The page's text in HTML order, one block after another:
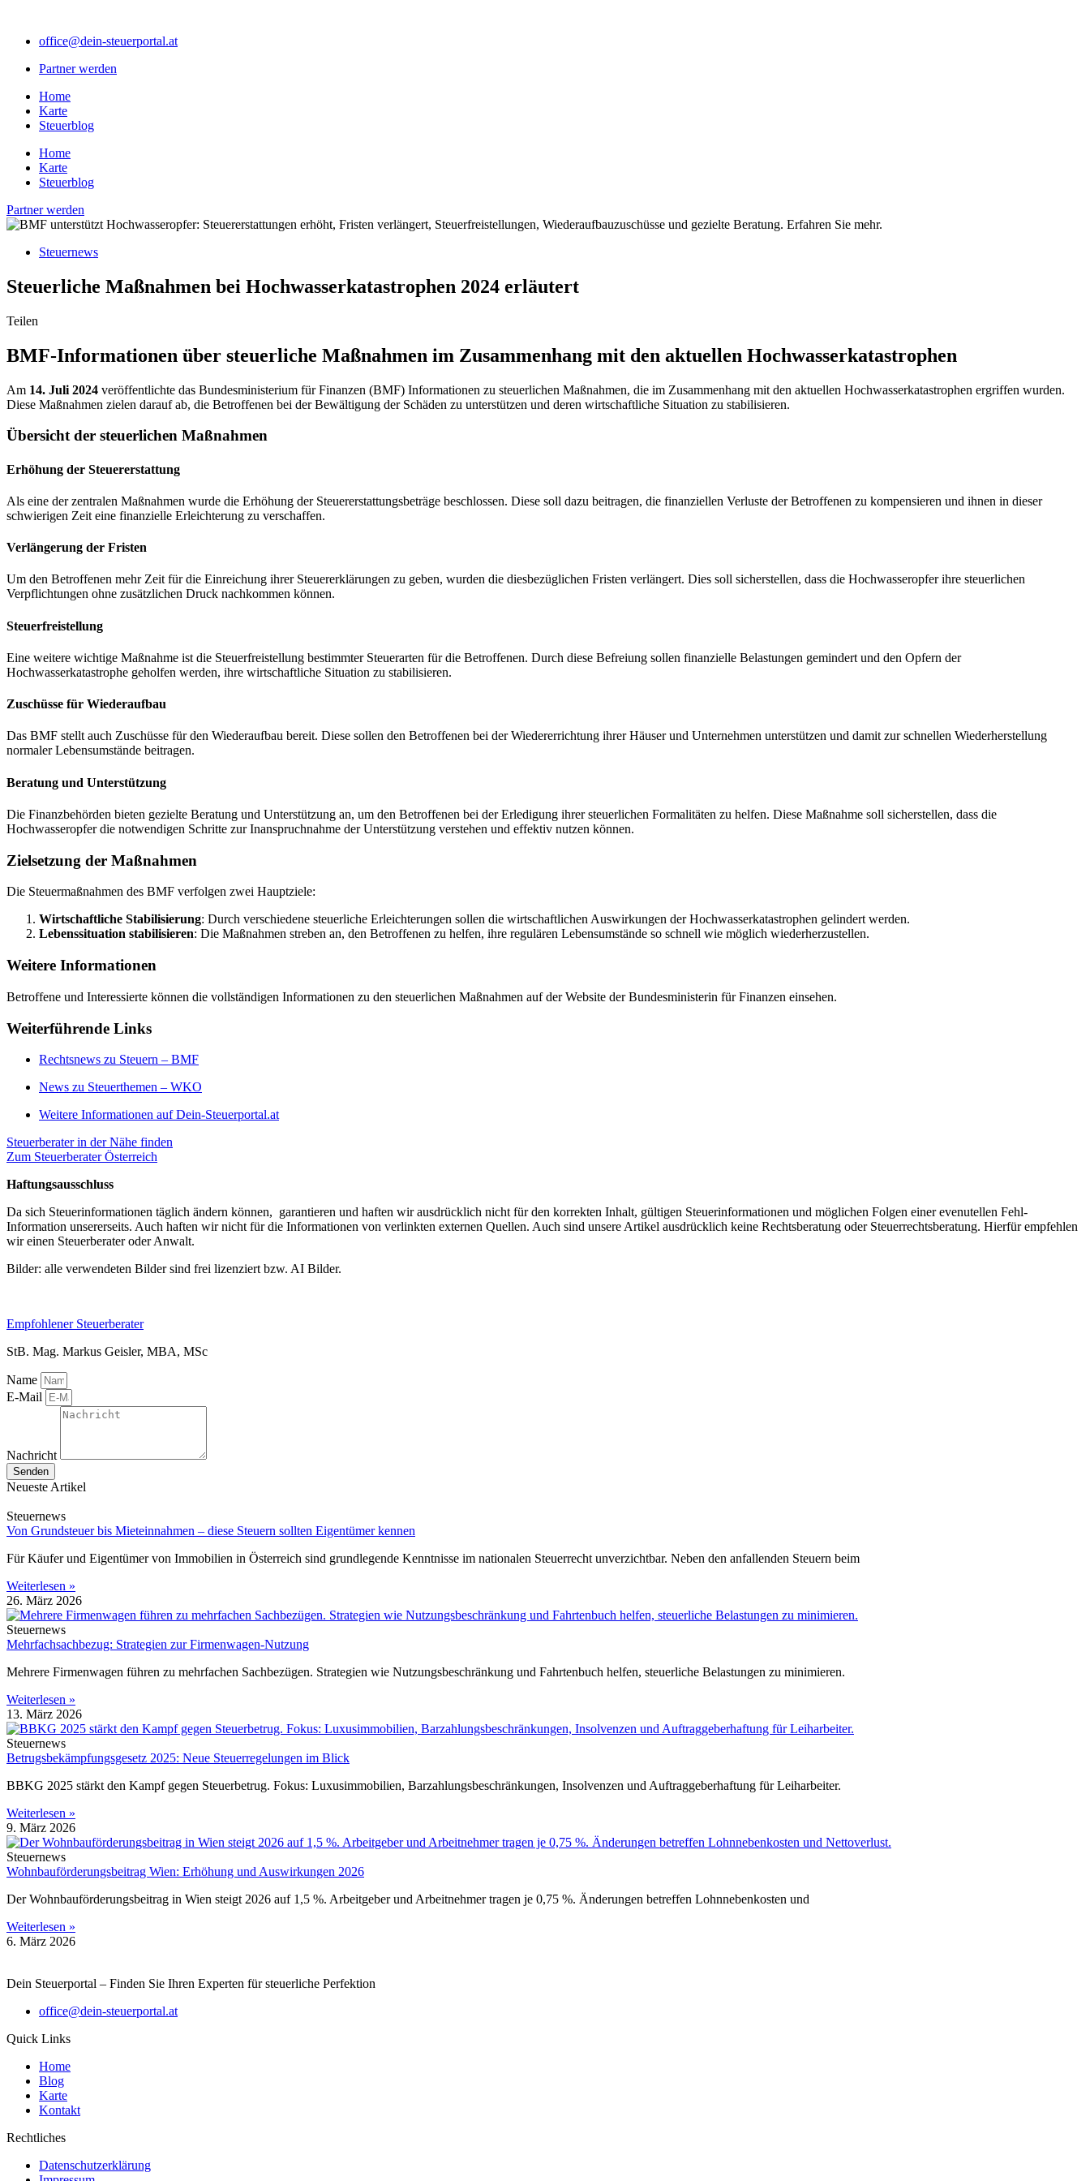
springenoffice@dein-steuerportal.at
Partner werden
Home
Karte
Steuerblog
Home
Karte
Steuerblog
Partner werden
Steuernews
Steuerliche Maßnahmen bei Hochwasserkatastrophen 2024 erläutert
Teilen
BMF-Informationen über steuerliche Maßnahmen im Zusammenhang mit den aktuellen Hochwasserkatastrophen
Am 14. Juli 2024 veröffentlichte das Bundesministerium für Finanzen (BMF) Informationen zu steuerlichen Maßnahmen, die im Zusammenhang mit den aktuellen Hochwasserkatastrophen ergriffen wurden.
Diese Maßnahmen zielen darauf ab, die Betroffenen bei der Bewältigung der Schäden zu unterstützen und deren wirtschaftliche Situation zu stabilisieren.
Übersicht der steuerlichen Maßnahmen
Erhöhung der Steuererstattung
Als eine der zentralen Maßnahmen wurde die Erhöhung der Steuererstattungsbeträge beschlossen. Diese soll dazu beitragen, die finanziellen Verluste der Betroffenen zu kompensieren und ihnen in dieser
schwierigen Zeit eine finanzielle Erleichterung zu verschaffen.
Verlängerung der Fristen
Um den Betroffenen mehr Zeit für die Einreichung ihrer Steuererklärungen zu geben, wurden die diesbezüglichen Fristen verlängert. Dies soll sicherstellen, dass die Hochwasseropfer ihre steuerlichen
Verpflichtungen ohne zusätzlichen Druck nachkommen können.
Steuerfreistellung
Eine weitere wichtige Maßnahme ist die Steuerfreistellung bestimmter Steuerarten für die Betroffenen. Durch diese Befreiung sollen finanzielle Belastungen gemindert und den Opfern der
Hochwasserkatastrophe geholfen werden, ihre wirtschaftliche Situation zu stabilisieren.
Zuschüsse für Wiederaufbau
Das BMF stellt auch Zuschüsse für den Wiederaufbau bereit. Diese sollen den Betroffenen bei der Wiedererrichtung ihrer Häuser und Unternehmen unterstützen und damit zur schnellen Wiederherstellung
normaler Lebensumstände beitragen.
Beratung und Unterstützung
Die Finanzbehörden bieten gezielte Beratung und Unterstützung an, um den Betroffenen bei der Erledigung ihrer steuerlichen Formalitäten zu helfen. Diese Maßnahme soll sicherstellen, dass die
Hochwasseropfer die notwendigen Schritte zur Inanspruchnahme der Unterstützung verstehen und effektiv nutzen können.
Zielsetzung der Maßnahmen
Die Steuermaßnahmen des BMF verfolgen zwei Hauptziele:
Wirtschaftliche Stabilisierung: Durch verschiedene steuerliche Erleichterungen sollen die wirtschaftlichen Auswirkungen der Hochwasserkatastrophen gelindert werden.
Lebenssituation stabilisieren: Die Maßnahmen streben an, den Betroffenen zu helfen, ihre regulären Lebensumstände so schnell wie möglich wiederherzustellen.
Weitere Informationen
Betroffene und Interessierte können die vollständigen Informationen zu den steuerlichen Maßnahmen auf der Website der Bundesministerin für Finanzen einsehen.
Weiterführende Links
Rechtsnews zu Steuern – BMF
News zu Steuerthemen – WKO
Weitere Informationen auf Dein-Steuerportal.at
Steuerberater in der Nähe finden
Zum Steuerberater Österreich
Haftungsausschluss
Da sich Steuerinformationen täglich ändern können, garantieren und haften wir ausdrücklich nicht für den korrekten Inhalt, gültigen Steuerinformationen und möglichen Folgen einer evenutellen Fehl-
Information unsererseits. Auch haften wir nicht für die Informationen von verlinkten externen Quellen. Auch sind unsere Artikel ausdrücklich keine Rechtsberatung oder Steuerrechtsberatung. Hierfür empfehlen
wir einen Steuerberater oder Anwalt.
Bilder: alle verwendeten Bilder sind frei lizenziert bzw. AI Bilder.
Empfohlener Steuerberater
StB. Mag. Markus Geisler, MBA, MSc
Name
E-Mail
Nachricht
Senden
Neueste Artikel
Steuernews
Von Grundsteuer bis Mieteinnahmen – diese Steuern sollten Eigentümer kennen
Für Käufer und Eigentümer von Immobilien in Österreich sind grundlegende Kenntnisse im nationalen Steuerrecht unverzichtbar. Neben den anfallenden Steuern beim
Weiterlesen »
26. März 2026
Steuernews
Mehrfachsachbezug: Strategien zur Firmenwagen-Nutzung
Mehrere Firmenwagen führen zu mehrfachen Sachbezügen. Strategien wie Nutzungsbeschränkung und Fahrtenbuch helfen, steuerliche Belastungen zu minimieren.
Weiterlesen »
13. März 2026
Steuernews
Betrugsbekämpfungsgesetz 2025: Neue Steuerregelungen im Blick
BBKG 2025 stärkt den Kampf gegen Steuerbetrug. Fokus: Luxusimmobilien, Barzahlungsbeschränkungen, Insolvenzen und Auftraggeberhaftung für Leiharbeiter.
Weiterlesen »
9. März 2026
Steuernews
Wohnbauförderungsbeitrag Wien: Erhöhung und Auswirkungen 2026
Der Wohnbauförderungsbeitrag in Wien steigt 2026 auf 1,5 %. Arbeitgeber und Arbeitnehmer tragen je 0,75 %. Änderungen betreffen Lohnnebenkosten und
Weiterlesen »
6. März 2026
Dein Steuerportal – Finden Sie Ihren Experten für steuerliche Perfektion
office@dein-steuerportal.at
Quick Links
Home
Blog
Karte
Kontakt
Rechtliches
Datenschutzerklärung